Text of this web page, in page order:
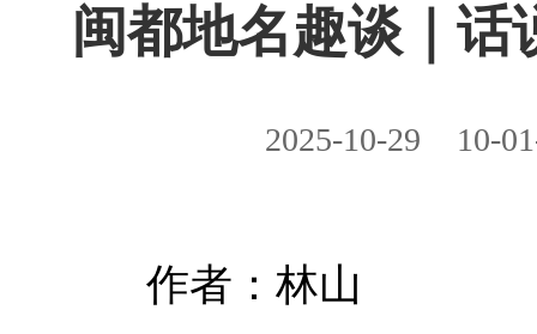
闽都地名趣谈｜话
2025-10-29 10-
作者：林山